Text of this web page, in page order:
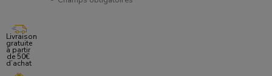
Livraison
gratuite
à partir
de 50€
d’achat